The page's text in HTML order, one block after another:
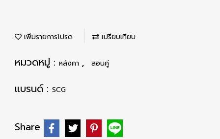
เพิ่มรายการโปรด เปรียบเทียบ
หมวดหมู่ : หลังคา , ลอนคู่
แบรนด์ : SCG
Share